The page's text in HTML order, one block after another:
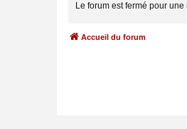
Le forum est fermé pour
Accueil du forum